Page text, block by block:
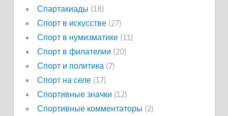
Спартакиады (18)
Спорт в искусстве(27)
Спорт в нумизматике(11)
Спорт в филателии (20)
Спорт и политика (7)
Спорт на селе(17)
Спортивные значки (12)
Спортивные комментаторы (2)